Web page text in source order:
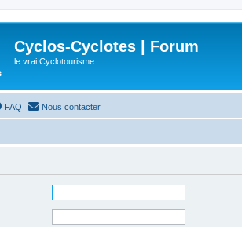
Cyclos-Cyclotes | Forum
le vrai Cyclotourisme
FAQ Nous contacter